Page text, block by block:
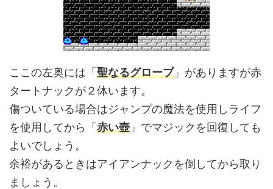
ここの左奥には「聖なるグローブ」がありますが赤
タートナックが２体います。
傷ついている場合はジャンプの魔法を使用しライフ
を使用してから「赤い壺 」でマジックを回復しても
よいでしょう。
余裕があるときはアイアンナックを倒してから取り
ましょう。